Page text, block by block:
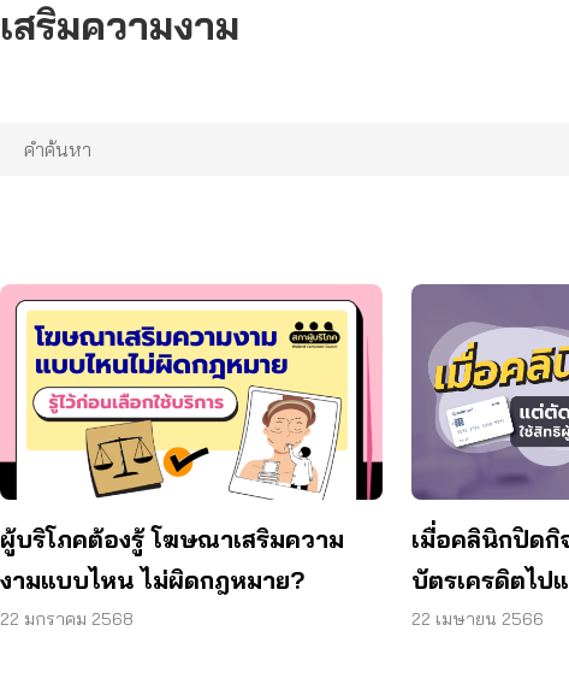
เสริมความงาม
ผู้บริโภคต้องรู้ โฆษณาเสริมความ
งามแบบไหน ไม่ผิดกฎหมาย?
22 มกราคม 2568
เมื่อคลินิกปิดกิ
บัตรเครดิตไป
22 เมษายน 2566